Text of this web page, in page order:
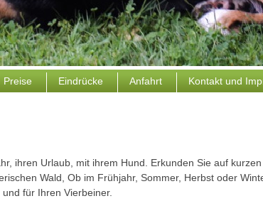
Preise Eindrücke Anfahrt Kontakt und
ihren Urlaub, mit ihrem Hund. Erkunden Sie auf kurzen
Wald, Ob im Frühjahr, Sommer, Herbst oder
für Ihren Vierbeiner.